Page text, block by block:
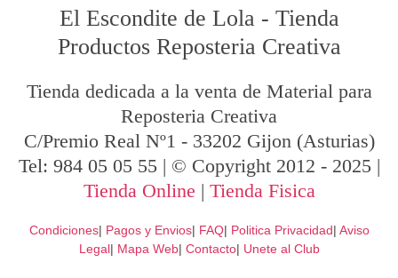
El Escondite de Lola - Tienda
Productos Reposteria Creativa
Tienda dedicada a la venta de Material para
Reposteria Creativa
C/Premio Real Nº1 - 33202 Gijon (Asturias)
Tel: 984 05 05 55 | © Copyright 2012 - 2025 |
Tienda Online | Tienda Fisica
Condiciones| Pagos y Envios| FAQ| Politica Privacidad| Aviso
Legal| Mapa Web| Contacto| Unete al Club